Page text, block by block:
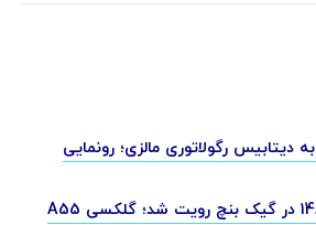
ورود گلکسی A55 به دیتابیس رگولاتوری مالزی؛ رونمایی
تراشه اگزینوس 1480 در گیک بنچ رویت شد؛ گلکسی A55